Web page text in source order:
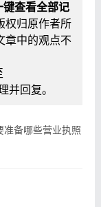
键查看全部记
权归原作者所
章中的观点不
并回复。
准备哪些营业执照